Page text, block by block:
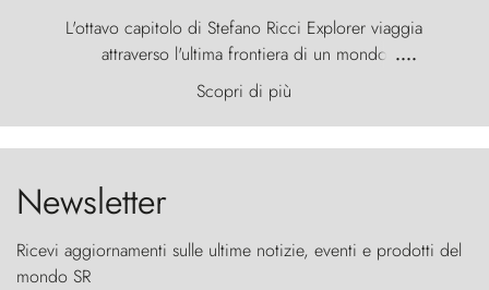
L'ottavo capitolo di Stefano Ricci Explorer viaggia
attraverso l'ultima frontiera di un mondo
primordiale, dove il vento scolpisce la natura con
furia ancestrale e le Torres del Paine sfidano il
cielo come sentinelle di pietra.
....
Scopri di più
Newsletter
Ricevi aggiornamenti sulle ultime notizie, eventi e prodotti del
mondo SR